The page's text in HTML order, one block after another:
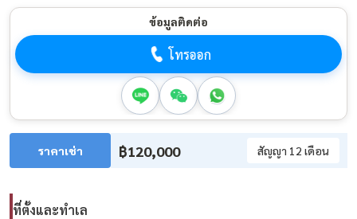
ข้อมูลติดต่อ
โทรออก
ราคาเช่า ฿120,000 สัญญา 12 เดือน
ที่ตั้งและทำเล